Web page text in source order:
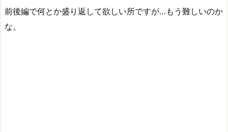
前後編で何とか盛り返して欲しい所ですが…もう難しいのか
な。